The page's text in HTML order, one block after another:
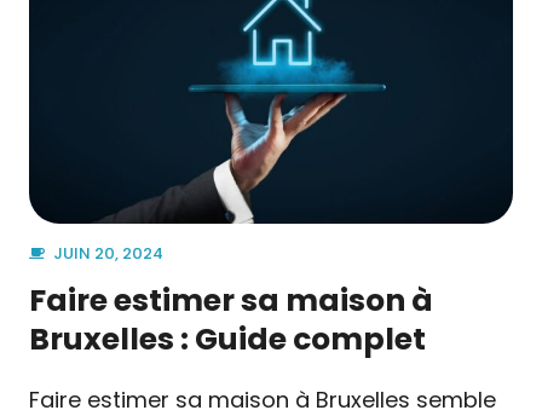
JUIN 20, 2024
Faire estimer sa maison à
Bruxelles : Guide complet
Faire estimer sa maison à Bruxelles semble